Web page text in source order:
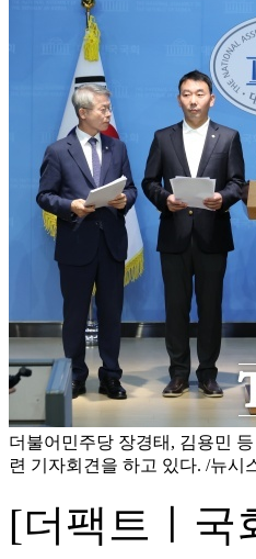
더불어민주당 장경태, 김용민
련 기자회견을 하고 있다. /뉴시
[더팩트ㅣ국